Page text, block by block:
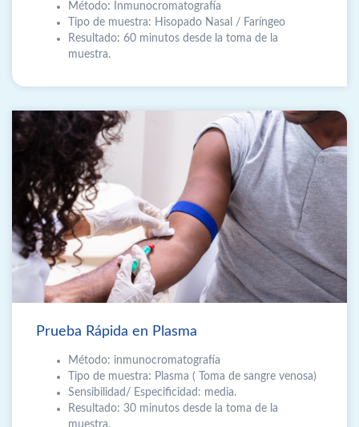
Método: Inmunocromatografía
Tipo de muestra: Hisopado Nasal / Faríngeo
Resultado: 60 minutos desde la toma de la
muestra.
Prueba Rápida en Plasma
Método: inmunocromatografía
Tipo de muestra: Plasma ( Toma de sangre venosa)
Sensibilidad/ Especiﬁcidad: media.
Resultado: 30 minutos desde la toma de la
muestra.